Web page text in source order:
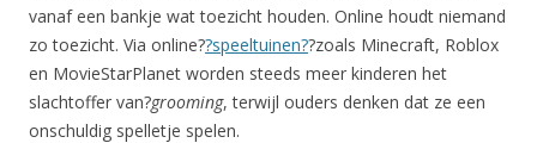
vanaf een bankje wat toezicht houden. Online houdt niemand
zo toezicht. Via online??speeltuinen??zoals Minecraft, Roblox
en MovieStarPlanet worden steeds meer kinderen het
slachtoffer van?grooming, terwijl ouders denken dat ze een
onschuldig spelletje spelen.